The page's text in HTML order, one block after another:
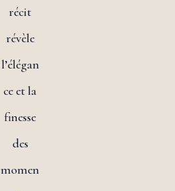
récit
révèle
l’élégan
ce et la
finesse
des
momen